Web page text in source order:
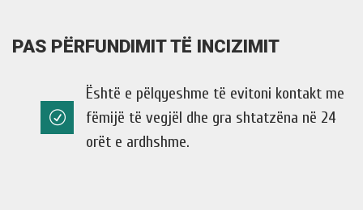
PAS PËRFUNDIMIT TË INCIZIMIT
Është e pëlqyeshme të evitoni kontakt me
fëmijë të vegjël dhe gra shtatzëna në 24
orët e ardhshme.